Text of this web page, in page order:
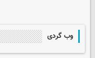
وب گردی